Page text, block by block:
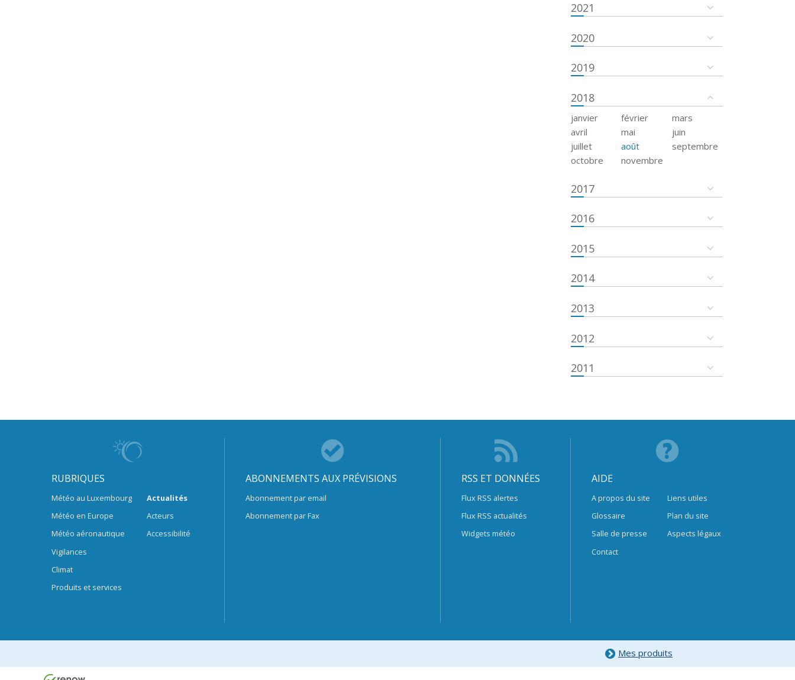
2021
2020
2019
2018
janvier février
mars
avril
mai
juin
juillet
août
septembre
octobre
novembre
2017
2016
2015
2014
2013
2012
2011
RUBRIQUES
Météo au Luxembourg
Météo en Europe
Météo aéronautique
Vigilances
Climat
Produits et services
Actualités
Acteurs
Accessibilité
ABONNEMENTS AUX PRÉVISIONS
Abonnement par email
Abonnement par Fax
RSS ET DONNÉES
Flux RSS alertes
Flux RSS actualités
Widgets météo
AIDE
A propos du site
Glossaire
Salle de presse
Contact
Liens utiles
Plan du site
Aspects légaux
Mes produits